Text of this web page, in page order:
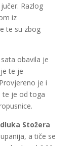
Razlog
iz
te su zbog
obavila je
te je
je i
te je od toga
Stožera
a tiče se